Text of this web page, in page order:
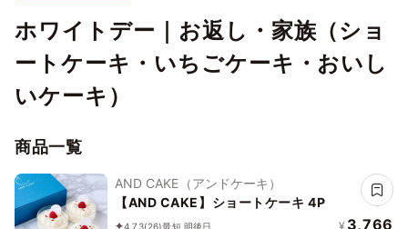
ホワイトデー｜お返し・家族（ショ
ートケーキ・いちごケーキ・おいし
いケーキ）
商品一覧
AND CAKE（アンドケーキ）
【AND CAKE】ショートケーキ 4P
4.73(26)最短 明後日 ¥ 3,766